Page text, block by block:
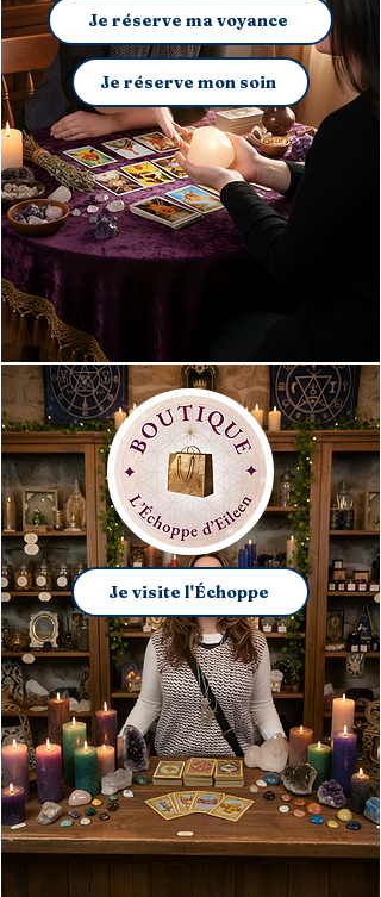
Je réserve ma voyance
Je réserve mon soin
Je visite l'Échoppe